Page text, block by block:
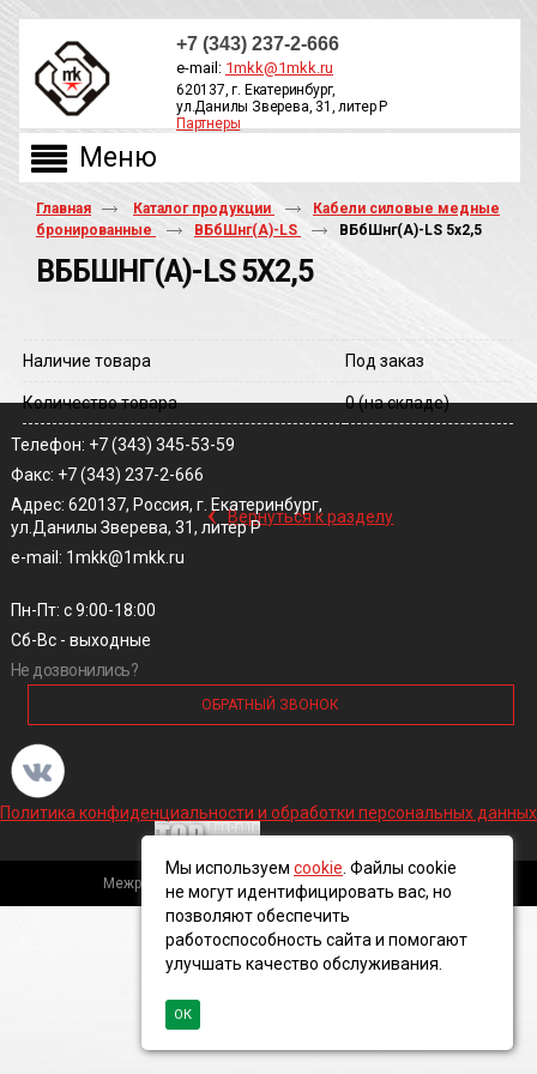
+7 (343) 237-2-666
e-mail: 1mkk@1mkk.ru
620137, г. Екатеринбург,
ул.Данилы Зверева, 31, литер Р
Партнеры
Главная Каталог продукции
Кабели силовые медные
бронированные
ВБбШнг(А)-LS ВБбШнг(A)-LS 5х2,5
ВББШНГ(A)-LS 5Х2,5
Наличие товара Под заказ
Количество товара 0(на складе)
‹ Вернуться к разделу
Телефон: +7 (343) 345-53-59
Факс: +7 (343) 237-2-666
Адрес: 620137, Россия, г. Екатеринбург,
ул.Данилы Зверева, 31, литер Р
e-mail: 1mkk@1mkk.ru
Пн-Пт: с 9:00-18:00
Сб-Вс - выходные
Не дозвонились?
ОБРАТНЫЙ ЗВОНОК
Политика конфиденциальности и обработки персональных данных
Межрегиональная кабельная компания, 2016 ©
Мы используем cookie . Файлы cookie
не могут идентифицировать вас, но
позволяют обеспечить
работоспособность сайта и помогают
улучшать качество обслуживания.
ОК